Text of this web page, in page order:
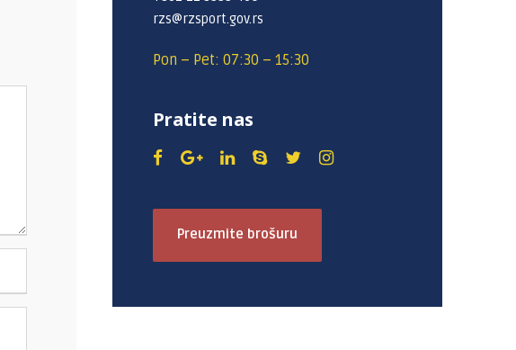
rzs@rzsport.gov.rs
Pon – Pet: 07:30 – 15:30
Pratite nas
Preuzmite brošuru